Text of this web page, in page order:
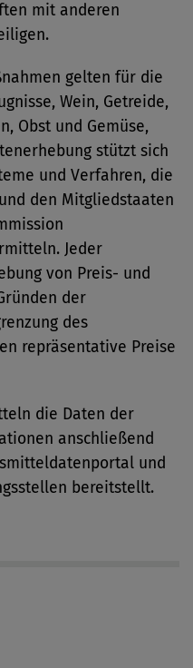
mit anderen
gelten für die
Wein, Getreide,
Obst und Gemüse,
stützt sich
und Verfahren, die
den Mitgliedstaaten
Jeder
von Preis- und
der
des
repräsentative Preise
die Daten der
anschließend
und
bereitstellt.